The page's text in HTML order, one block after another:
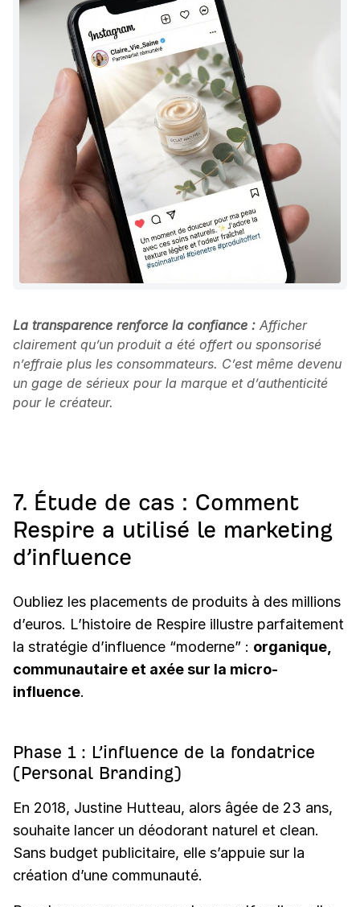
La transparence renforce la confiance : Afficher
clairement qu’un produit a été offert ou sponsorisé
n’effraie plus les consommateurs. C’est même devenu
un gage de sérieux pour la marque et d’authenticité
pour le créateur.
7. Étude de cas : Comment
Respire a utilisé le marketing
d’influence
Oubliez les placements de produits à des millions
d’euros. L’histoire de Respire illustre parfaitement
la stratégie d’influence “moderne” : organique,
communautaire et axée sur la micro-
influence.
Phase 1 : L’influence de la fondatrice
(Personal Branding)
En 2018, Justine Hutteau, alors âgée de 23 ans,
souhaite lancer un déodorant naturel et clean.
Sans budget publicitaire, elle s’appuie sur la
création d’une communauté.